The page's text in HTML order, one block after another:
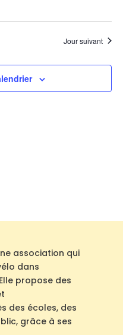
Jour suivant
association qui
dans
propose des
des écoles, des
grâce à ses